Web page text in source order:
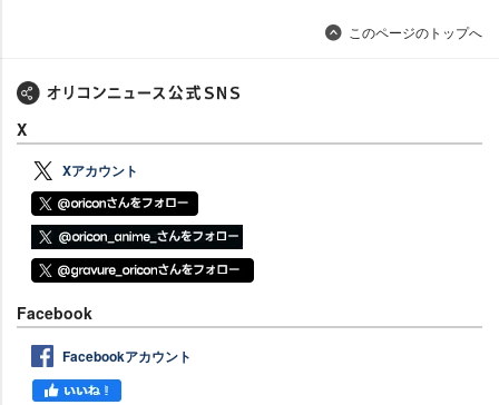
このページのトップへ
X
Xアカウント
Facebook
Facebookアカウント